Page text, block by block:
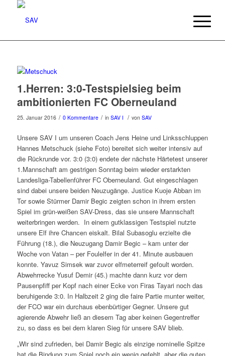
1.Herren: 3:0-Testspielsieg beim
ambitionierten FC Oberneuland
25. Januar 2016 / 0 Kommentare / in SAV I / von SAV
Unsere SAV I um unseren Coach Jens Heine und Linksschluppen
Hannes Metschuck (siehe Foto) bereitet sich weiter intensiv auf
die Rückrunde vor. 3:0 (3:0) endete der nächste Härtetest unserer
1.Mannschaft am gestrigen Sonntag beim wieder erstarkten
Landesliga-Tabellenführer FC Oberneuland. Gut eingeschlagen
sind dabei unsere beiden Neuzugänge. Justice Kuoje Abban im
Tor sowie Stürmer Damir Begic zeigten schon in ihrem ersten
Spiel im grün-weißen SAV-Dress, das sie unsere Mannschaft
weiterbringen werden. In einem gutklassigen Testspiel nutzte
unsere Elf ihre Chancen eiskalt. Bilal Subasoglu erzielte die
Führung (18.), die Neuzugang Damir Begic – kam unter der
Woche von Vatan – per Foulelfer in der 41. Minute ausbauen
konnte. Yavuz Simsek war zuvor elfmeterreif gefoult worden.
Abwehrrecke Yusuf Demir (45.) machte dann kurz vor dem
Pausenpfiff per Kopf nach einer Ecke von Firas Tayari noch das
beruhigende 3:0. In Halbzeit 2 ging die faire Partie munter weiter,
der FCO war ein durchaus ebenbürtiger Gegner. Unsere gut
agierende Abwehr ließ an diesem Tag aber keinen Gegentreffer
zu, so dass es bei dem klaren Sieg für unsere SAV blieb.
„Wir sind zufrieden, bei Damir Begic als einzige nominelle Spitze